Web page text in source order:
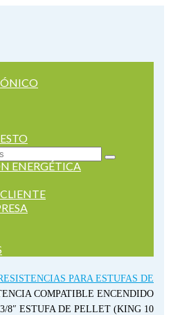
ENERGÉTICA
PARA ESTUFAS DE
COMPATIBLE ENCENDIDO
8″ ESTUFA DE PELLET (KING 10